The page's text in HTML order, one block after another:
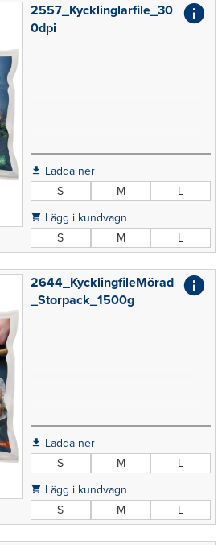
2557_Kycklinglarfile_30
0dpi
Ladda ner
S
M
L
Lägg i kundvagn
S
M L
2644_KycklingfileMörad
_Storpack_1500g
Ladda ner
S
M
L
Lägg i kundvagn
S
M L